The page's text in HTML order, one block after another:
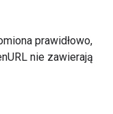
prawidłowo,
nie zawierają